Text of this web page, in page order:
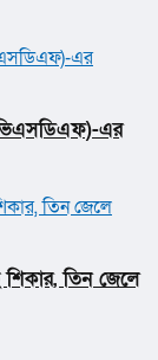
এর
শিকার, তিন জেলে